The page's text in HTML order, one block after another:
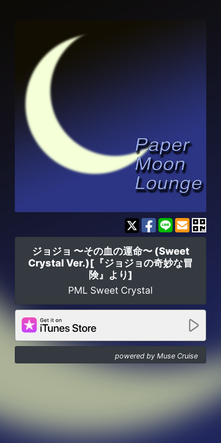
ジョジョ 〜その血の運命〜 (Sweet
Crystal Ver.)[『ジョジョの奇妙な冒
険』より]
PML Sweet Crystal
powered by Muse Cruise